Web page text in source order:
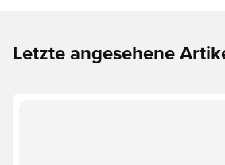
Letzte angesehene